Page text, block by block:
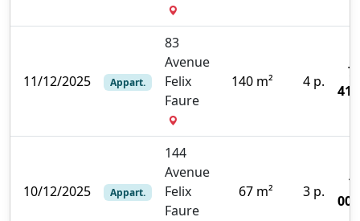
11/12/2025 Appart.
83
Avenue
Felix
Faure
140 m² 4 p.
10/12/2025 Appart.
144
Avenue
Felix
Faure
67 m² 3 p.